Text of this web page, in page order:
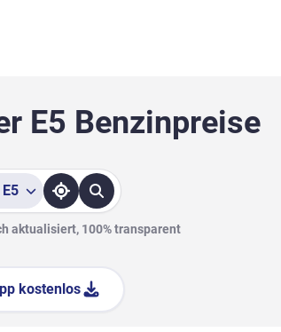
E5 Benzinpreise
E5
aktualisiert, 100% transparent
kostenlos